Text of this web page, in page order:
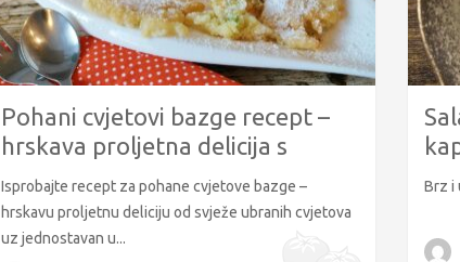
Pohani cvjetovi bazge recept –
hrskava proljetna delicija s
umakom
Isprobajte recept za pohane cvjetove bazge –
hrskavu proljetnu deliciju od svježe ubranih cvjetova
uz jednostavan u...
Brz i